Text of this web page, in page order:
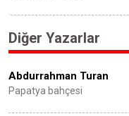
Diğer Yazarlar
Abdurrahman Turan
Papatya bahçesi